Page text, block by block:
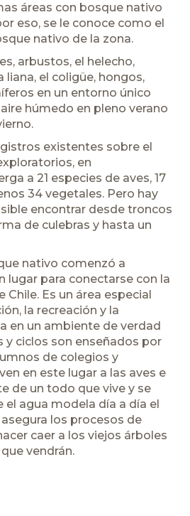
áreas con bosque nativo
eso, se le conoce como el
nativo de la zona.
arbustos, el helecho,
liana, el coligüe, hongos,
en un entorno único
húmedo en pleno verano
existentes sobre el
en
a 21 especies de aves, 17
34 vegetales. Pero hay
encontrar desde troncos
de culebras y hasta un
nativo comenzó a
lugar para conectarse con la
Es un área especial
la recreación y la
en un ambiente de verdad
y ciclos son enseñados por
de colegios y
en este lugar a las aves e
de un todo que vive y se
agua modela día a día el
los procesos de
caer a los viejos árboles
vendrán.